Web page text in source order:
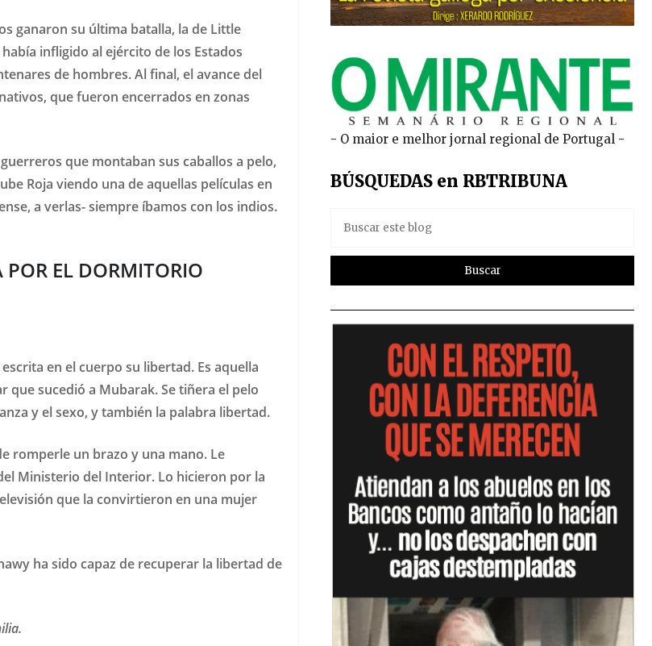
ganaron su última batalla, la de Little
infligido al ejército de los Estados
de hombres. Al final, el avance del
que fueron encerrados en zonas
que montaban sus caballos a pelo,
Roja viendo una de aquellas películas en
a verlas- siempre íbamos con los indios.
POR EL DORMITORIO
en el cuerpo su libertad. Es aquella
que sucedió a Mubarak. Se tiñera el pelo
y el sexo, y también la palabra libertad.
romperle un brazo y una mano. Le
Ministerio del Interior. Lo hicieron por la
que la convirtieron en una mujer
ha sido capaz de recuperar la libertad de
- O maior e melhor jornal regional de Portugal -
BÚSQUEDAS en RBTRIBUNA